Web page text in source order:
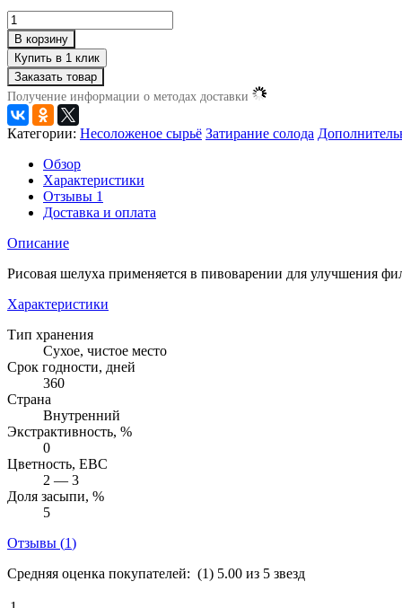
В корзину
Заказать товар
Получение информации о методах доставки
Категории: Несоложеное сырьё Затирание солода
Обзор
Характеристики
Отзывы 1
Доставка и оплата
Описание
Рисовая шелуха применяется в пивоварении для улучшения
Характеристики
Тип хранения
Сухое, чистое место
Срок годности, дней
360
Страна
Внутренний
Экстрактивность, %
0
Цветность, EBC
2 — 3
Доля засыпи, %
5
Отзывы (1)
Средняя оценка покупателей: (1) 5.00 из 5 звезд